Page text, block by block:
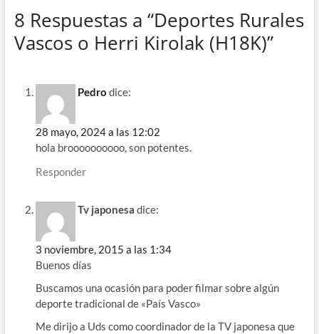
8 Respuestas a “Deportes Rurales
Vascos o Herri Kirolak (H18K)”
Pedro dice:
28 mayo, 2024 a las 12:02
hola broooooooooo, son potentes.
Responder
Tv japonesa dice:
3 noviembre, 2015 a las 1:34
Buenos días
Buscamos una ocasión para poder filmar sobre algún
deporte tradicional de «País Vasco»
Me dirijo a Uds como coordinador de la TV japonesa que